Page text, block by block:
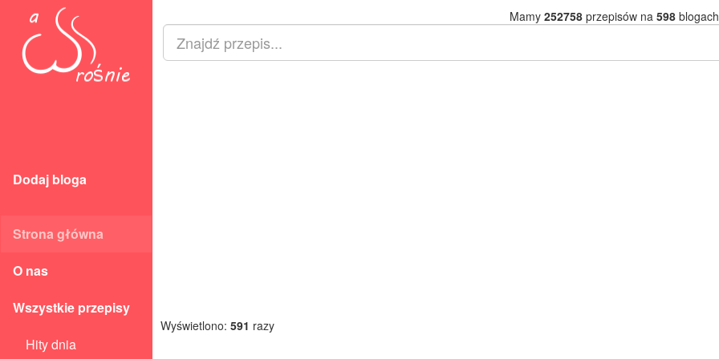
Dodaj bloga
Strona główna
O nas
Wszystkie przepisy
Hity dnia
Mamy 252758przepisów na 598
Wyświetlono: 591 razy